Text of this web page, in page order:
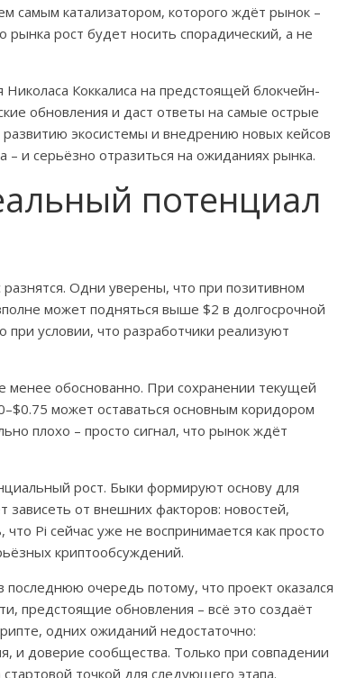
самым катализатором, которого ждёт рынок –
рост будет носить спорадический, а не
Коккалиса на предстоящей блокчейн-
обновления и даст ответы на самые острые
экосистемы и внедрению новых кейсов
– и серьёзно отразиться на ожиданиях рынка.
потенциал
разнятся. Одни уверены, что при позитивном
может подняться выше $2 в долгосрочной
условии, что разработчики реализуют
менее обоснованно. При сохранении текущей
может оставаться основным коридором
плохо – просто сигнал, что рынок ждёт
рост. Быки формируют основу для
от внешних факторов: новостей,
Pi сейчас уже не воспринимается как просто
криптообсуждений.
очередь потому, что проект оказался
предстоящие обновления – всё это создаёт
одних ожиданий недостаточно:
и доверие сообщества. Только при совпадении
точкой для следующего этапа.